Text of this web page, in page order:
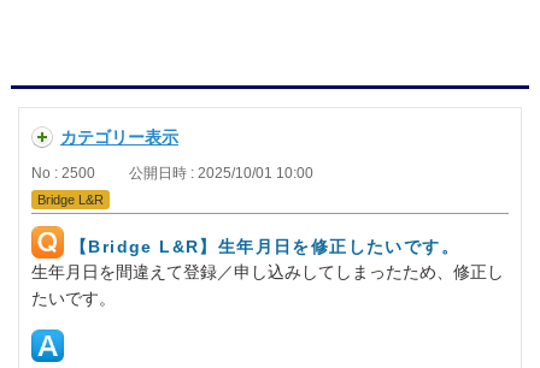
カテゴリー表示
No : 2500 公開日時 : 2025/10/01 10:00
Bridge L&R
【Bridge L&R】生年月日を修正したいです。
生年月日を間違えて登録／申し込みしてしまったため、修正し
たいです。